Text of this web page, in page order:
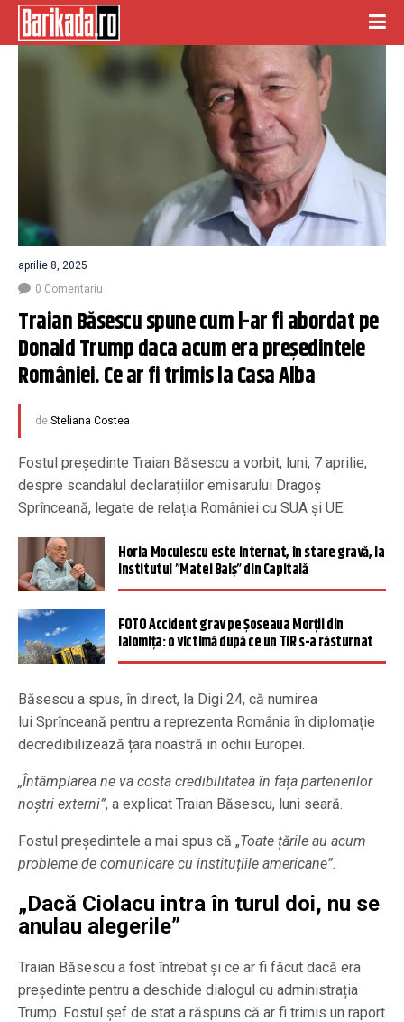
aprilie 8, 2025
0 Comentariu
Traian Băsescu spune cum l-ar fi abordat pe
Donald Trump daca acum era președintele
României. Ce ar fi trimis la Casa Alba
de Steliana Costea
Fostul președinte Traian Băsescu a vorbit, luni, 7 aprilie,
despre scandalul declarațiilor emisarului Dragoș
Sprînceană, legate de relația României cu SUA și UE.
Horia Moculescu este internat, în stare gravă, la
Institutul ”Matei Balş” din Capitală
FOTO Accident grav pe Șoseaua Morții din
Ialomița: o victimă după ce un TIR s-a răsturnat
Băsescu a spus, în direct, la Digi 24, că numirea
lui Sprînceană pentru a reprezenta România în diplomație
decredibilizează țara noastră in ochii Europei.
„Întâmplarea ne va costa credibilitatea în fața partenerilor
noștri externi”, a explicat Traian Băsescu, luni seară.
Fostul președintele a mai spus că „Toate țările au acum
probleme de comunicare cu instituțiile americane”.
„Dacă Ciolacu intra în turul doi, nu se
anulau alegerile”
Traian Băsescu a fost întrebat și ce ar fi făcut dacă era
președinte pentru a deschide dialogul cu administrația
Trump. Fostul șef de stat a răspuns că ar fi trimis un raport